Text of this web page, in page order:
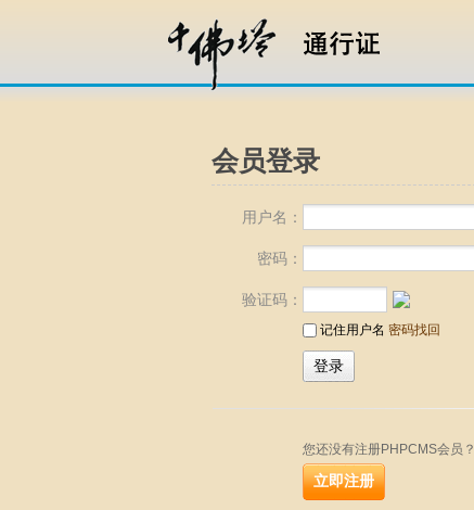
会员登录
用户名：
密码：
验证码：
记住用户名 密码找回
您还没有注册PHPCMS会员？